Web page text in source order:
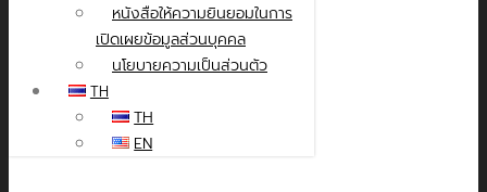
หนังสือให้ความยินยอมในการ
เปิดเผยข้อมูลส่วนบุคคล
นโยบายความเป็นส่วนตัว
TH
TH
EN